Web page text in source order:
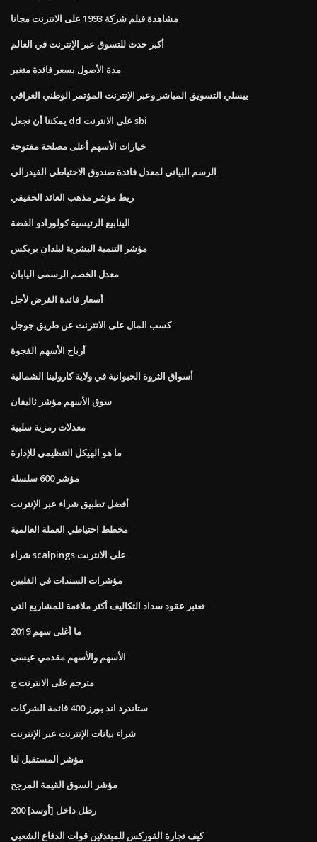
مشاهدة فيلم شركة 1993 على الانترنت مجانا
أكبر حدث للتسوق عبر الإنترنت في العالم
مدة الأصول بسعر فائدة متغير
بيسلي التسويق المباشر وعبر الإنترنت المؤتمر الوطني العراقي
يمكننا أن نجعل dd على الانترنت sbi
خيارات الأسهم أعلى مصلحة مفتوحة
الرسم البياني لمعدل فائدة صندوق الاحتياطي الفيدرالي
ربط مؤشر مذهب العائد الحقيقي
الينابيع الرئيسية كولورادو الفضة
مؤشر التنمية البشرية لبلدان بريكس
معدل الخصم الرسمي اليابان
أسعار فائدة القرض لأجل
كسب المال على الانترنت عن طريق جوجل
أرباح الأسهم الفجوة
أسواق الثروة الحيوانية في ولاية كارولينا الشمالية
سوق الأسهم مؤشر ثاليفان
معدلات رمزية سلبية
ما هو الهيكل التنظيمي للإدارة
مؤشر 600 سلسلة
أفضل تطبيق شراء عبر الإنترنت
مخطط احتياطي العملة العالمية
شراء scalpings على الانترنت
مؤشرات السندات في الفلبين
تعتبر عقود سداد التكاليف أكثر ملاءمة للمشاريع التي
ما أغلى سهم 2019
الأسهم والأسهم مقدمي عيسى
مترجم على الانترنت ج
ستاندرد اند بورز 400 قائمة الشركات
شراء بيانات الإنترنت عبر الإنترنت
مؤشر المستقبل لنا
مؤشر السوق القيمة المرجح
200 رطل داخل [أوسد]
كيف تجارة الفوركس للمبتدئين قوات الدفاع الشعبي